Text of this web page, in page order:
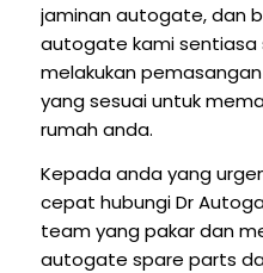
jaminan autogate, dan
autogate kami sentiasa
melakukan
yang sesuai untuk
rumah anda.
Kepada anda yang
cepat hubungi Dr
team yang pakar dan
autogate spare parts